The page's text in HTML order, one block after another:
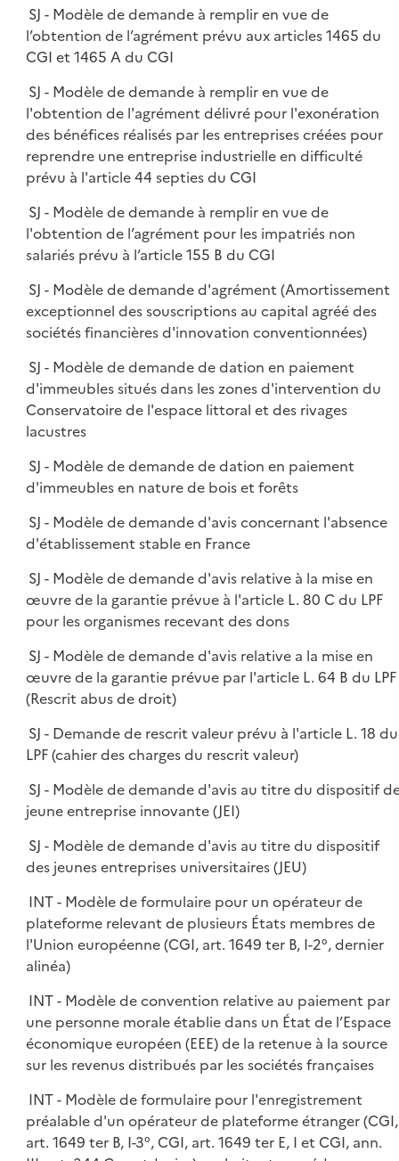
SJ - Modèle de demande à remplir en vue de
l’obtention de l’agrément prévu aux articles 1465 du
CGI et 1465 A du CGI
SJ - Modèle de demande à remplir en vue de
l'obtention de l'agrément délivré pour l'exonération
des bénéfices réalisés par les entreprises créées pour
reprendre une entreprise industrielle en difficulté
prévu à l'article 44 septies du CGI
SJ - Modèle de demande à remplir en vue de
l'obtention de l’agrément pour les impatriés non
salariés prévu à l’article 155 B du CGI
SJ - Modèle de demande d'agrément (Amortissement
exceptionnel des souscriptions au capital agréé des
sociétés financières d'innovation conventionnées)
SJ - Modèle de demande de dation en paiement
d'immeubles situés dans les zones d'intervention du
Conservatoire de l'espace littoral et des rivages
lacustres
SJ - Modèle de demande de dation en paiement
d'immeubles en nature de bois et forêts
SJ - Modèle de demande d'avis concernant l'absence
d'établissement stable en France
SJ - Modèle de demande d'avis relative à la mise en
œuvre de la garantie prévue à l'article L. 80 C du LPF
pour les organismes recevant des dons
SJ - Modèle de demande d'avis relative a la mise en
œuvre de la garantie prévue par l'article L. 64 B du LPF
(Rescrit abus de droit)
SJ - Demande de rescrit valeur prévu à l'article L. 18 du
LPF (cahier des charges du rescrit valeur)
SJ - Modèle de demande d'avis au titre du dispositif
jeune entreprise innovante (JEI)
SJ - Modèle de demande d'avis au titre du dispositif
des jeunes entreprises universitaires (JEU)
INT - Modèle de formulaire pour un opérateur de
plateforme relevant de plusieurs États membres de
l'Union européenne (CGI, art. 1649 ter B, I-2°, dernier
alinéa)
INT - Modèle de convention relative au paiement par
une personne morale établie dans un État de l’Espace
économique européen (EEE) de la retenue à la source
sur les revenus distribués par les sociétés françaises
INT - Modèle de formulaire pour l'enregistrement
préalable d'un opérateur de plateforme étranger (CGI,
art. 1649 ter B, I-3°, CGI, art. 1649 ter E, I et CGI, ann.